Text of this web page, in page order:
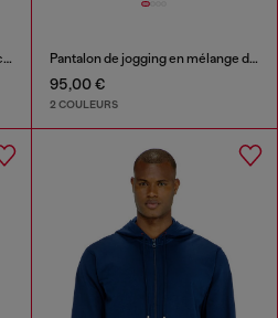
Sweat à capuche en mélange de coton gratté Pantalon de jogging en mélange de coton gratté
95,00 €
2 COULEURS